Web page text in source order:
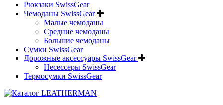
Рюкзаки SwissGear
Чемоданы SwissGear
Малые чемоданы
Средние чемоданы
Большие чемоданы
Сумки SwissGear
Дорожные аксессуары SwissGear
Несессеры SwissGear
Термосумки SwissGear